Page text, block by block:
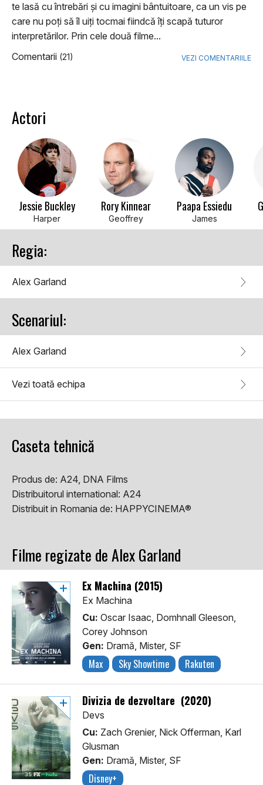
te lasă cu întrebări și cu imagini bântuitoare, ca un vis pe
care nu poți să îl uiți tocmai fiindcă îți scapă tuturor
interpretărilor. Prin cele două filme...
Comentarii (21) VEZI COMENTARIILE
Actori
Jessie Buckley
Harper
Rory Kinnear
Geoffrey
Paapa Essiedu
James
Regia:
Alex Garland
Scenariul:
Alex Garland
Vezi toată echipa
Caseta tehnică
Produs de: A24, DNA Films
Distribuitorul international: A24
Distribuit in Romania de: HAPPYCINEMA®
Filme regizate de Alex Garland
Ex Machina (2015)
Ex Machina
Cu: Oscar Isaac, Domhnall Gleeson,
Corey Johnson
Gen: Dramă, Mister, SF
Max Sky Showtime Rakuten
Divizia de dezvoltare (2020)
Devs
Cu: Zach Grenier, Nick Offerman, Karl
Glusman
Gen: Dramă, Mister, SF
Disney+